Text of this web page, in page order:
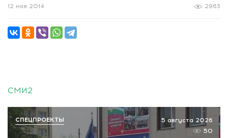
2963
12 мая 2014
СМИ2
5 августа 2026
50
СПЕЦПРОЕКТЫ